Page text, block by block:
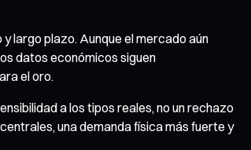
largo plazo. Aunque el mercado aún
datos económicos siguen
el oro.
a los tipos reales, no un rechazo
una demanda física más fuerte y